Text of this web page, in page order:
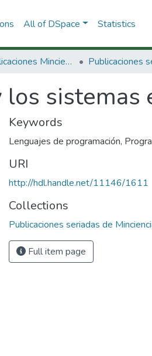
All of DSpace Statistics
3.2.2. Publicaciones Minciencias
los sistemas
Keywords
Lenguajes de programación,
URI
http://hdl.handle.net/11146/1611
Collections
Publicaciones seriadas de
Full item page